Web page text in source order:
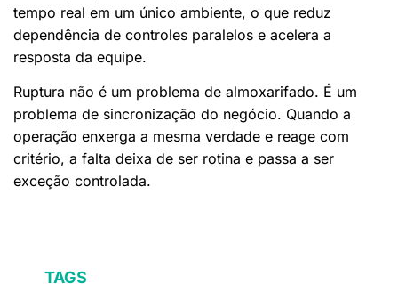
tempo real em um único ambiente, o que reduz
dependência de controles paralelos e acelera a
resposta da equipe.
Ruptura não é um problema de almoxarifado. É um
problema de sincronização do negócio. Quando a
operação enxerga a mesma verdade e reage com
critério, a falta deixa de ser rotina e passa a ser
exceção controlada.
TAGS